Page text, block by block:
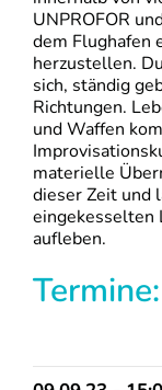
UNPROFOR
dem Flughafen
herzustellen.
sich, ständig
Richtungen.
und Waffen
materielle
dieser Zeit und
eingekesselten
aufleben.
Termine: